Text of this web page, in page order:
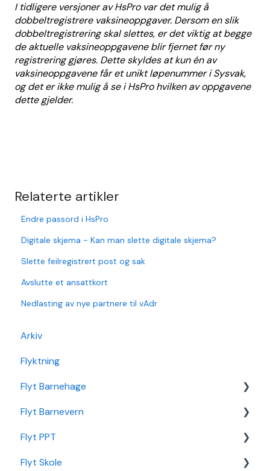
I tidligere versjoner av HsPro var det mulig å
dobbeltregistrere vaksineoppgaver. Dersom en slik
dobbeltregistrering skal slettes, er det viktig at begge
de aktuelle vaksineoppgavene blir fjernet før ny
registrering gjøres. Dette skyldes at kun én av
vaksineoppgavene får et unikt løpenummer i Sysvak,
og det er ikke mulig å se i HsPro hvilken av oppgavene
dette gjelder.
Relaterte artikler
Endre passord i HsPro
Digitale skjema - Kan man slette digitale skjema?
Slette feilregistrert post og sak
Avslutte et ansattkort
Nedlasting av nye partnere til vAdr
Arkiv
Flyktning
Flyt Barnehage
Flyt Barnehage Hjelpeside
Min Barnehage (app)
Redusert foreldrebetaling
Flyt Barnevern
Autopay
Vedtak
Flyt PPT
Statistikk
Flyt Skole